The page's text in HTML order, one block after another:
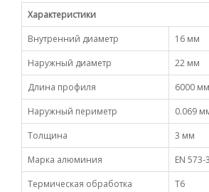
Характеристики
Внутренний диаметр
16 мм
Наружный диаметр
22 мм
Длина профиля
6000 мм
Наружный периметр
0.069
Толщина
3 мм
Марка алюминия
EN 573-
Термическая обработка
Т6